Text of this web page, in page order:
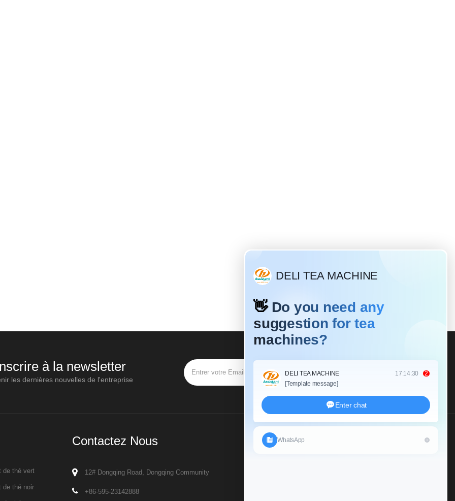
à la newsletter
les dernières nouvelles de l'entreprise
SOUSCRIRE
de thé vert
de thé noir
Contactez Nous
12# Dongqing Road, Dongqing Community
+86-595-23142888
Envoyez Nous Une